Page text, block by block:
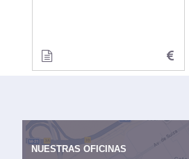
NUESTRAS OFICINAS